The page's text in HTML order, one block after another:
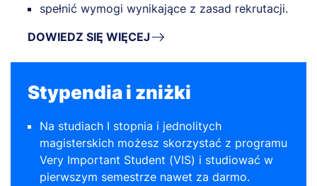
spełnić wymogi wynikające z zasad rekrutacji.
DOWIEDZ SIĘ WIĘCEJ
Stypendia i zniżki
Na studiach I stopnia i jednolitych
magisterskich możesz skorzystać z programu
Very Important Student (VIS) i studiować w
pierwszym semestrze nawet za darmo.